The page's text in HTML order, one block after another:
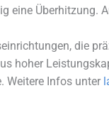
eine Überhitzung.
die
hoher
Weitere Infos unter